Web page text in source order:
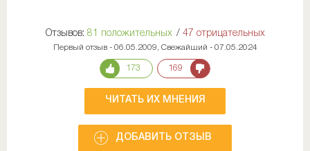
Отзывов: 81 положительных / 47 отрицательных
Первый отзыв - 06.05.2009, Свежайший - 07.05.2024
173 169
ЧИТАТЬ ИХ МНЕНИЯ
ДОБАВИТЬ ОТЗЫВ